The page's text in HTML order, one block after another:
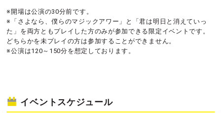
※開場は公演の30分前です。
※「さよなら、僕らのマジックアワー」と「君は明日と消えていっ
た」を両方ともプレイした方のみが参加できる限定イベントです。
どちらかを未プレイの方は参加することができません。
※公演は120～150分を想定しております。
イベントスケジュール